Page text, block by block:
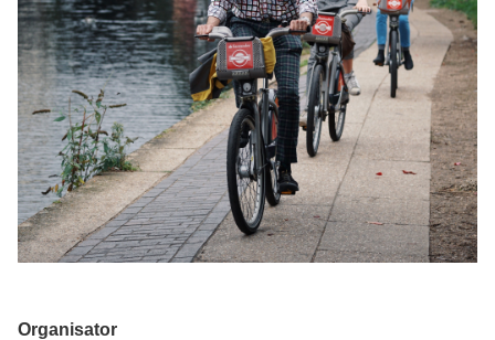
Organisator